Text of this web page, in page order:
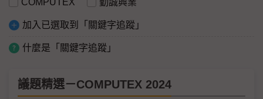
COMPUTEX 勤誠興業
加入已選取到「關鍵字追蹤」
什麼是「關鍵字追蹤」
議題精選－COMPUTEX 2024